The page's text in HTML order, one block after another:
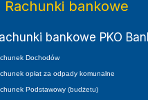
Rachunki bankowe
bankowe PKO
Dochodów
opłat za odpady komunalne
Podstawowy (budżetu)